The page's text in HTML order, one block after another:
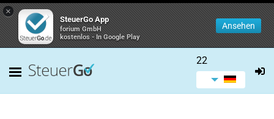
×
SteuerGo App
forium GmbH
kostenlos - In Google Play
Ansehen
22